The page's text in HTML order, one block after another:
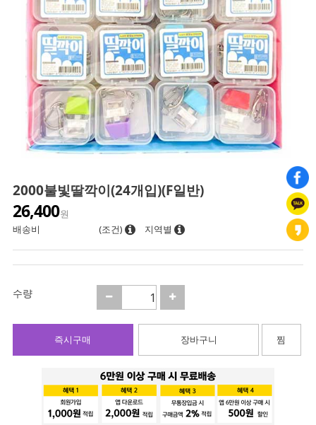
2000불빛딸깍이(24개입)(F일반)
26,400원
배송비
(조건) 지역별
수량
즉시구매 장바구니 찜